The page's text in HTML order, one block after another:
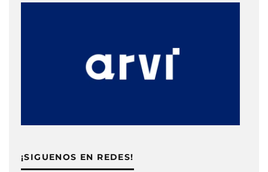
¡SIGUENOS EN REDES!